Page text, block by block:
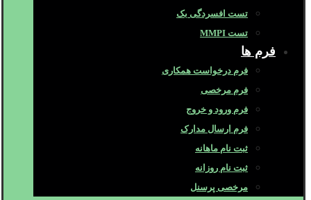
تست افسردگی بک
تست MMPI
فرم ها
فرم درخواست همکاری
فرم مرخصی
فرم ورود و خروج
فرم ارسال مدارک
ثبت نام ماهانه
ثبت نام روزانه
مرخصی پرسنل